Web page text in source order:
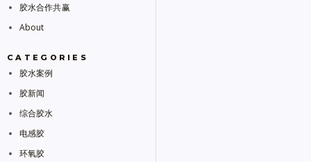
胶水合作共赢
About
CATEGORIES
胶水案例
胶新闻
综合胶水
电感胶
环氧胶